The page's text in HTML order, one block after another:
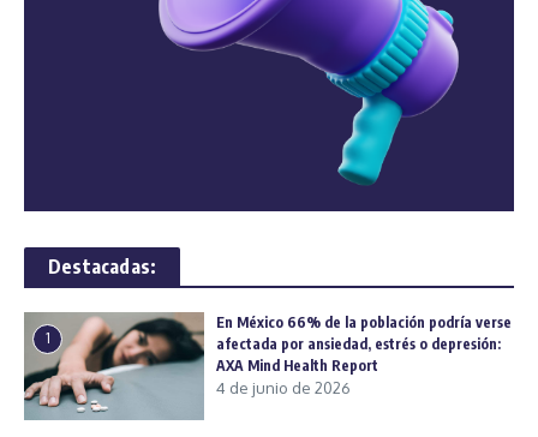
Destacadas:
1
En México 66% de la población podría verse
afectada por ansiedad, estrés o depresión:
AXA Mind Health Report
4 de junio de 2026